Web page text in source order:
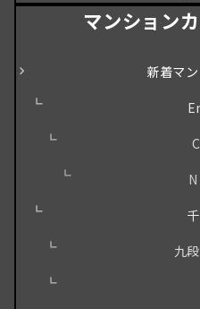
マンション
新着マ
九